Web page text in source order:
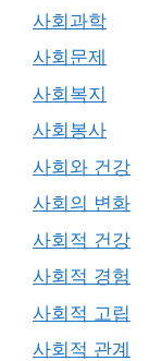
사회과학
사회문제
사회복지
사회봉사
사회와 건강
사회의 변화
사회적 건강
사회적 경험
사회적 고립
사회적 관계